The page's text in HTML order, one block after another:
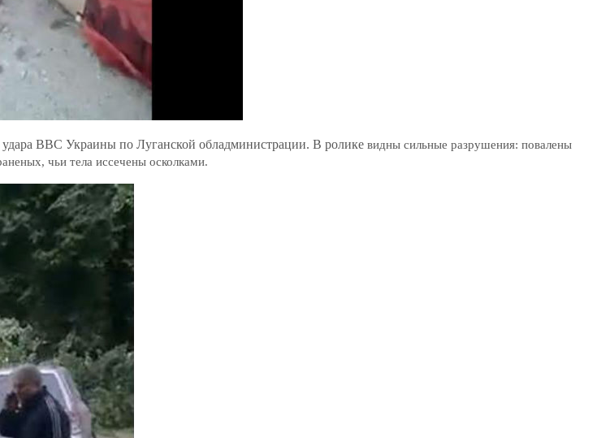
ВВС Украины по Луганской обладминистрации. В ролике видны сильные разрушения: повалены
чьи тела иссечены осколками.